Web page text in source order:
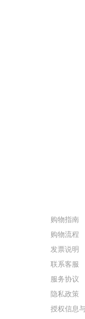
购物指南
购物流程
发票说明
联系客服
服务协议
隐私政策
授权信息